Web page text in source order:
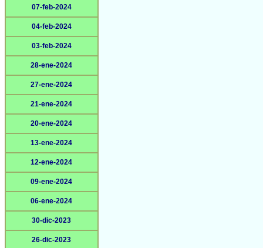
07-feb-2024
04-feb-2024
03-feb-2024
28-ene-2024
27-ene-2024
21-ene-2024
20-ene-2024
13-ene-2024
12-ene-2024
09-ene-2024
06-ene-2024
30-dic-2023
26-dic-2023